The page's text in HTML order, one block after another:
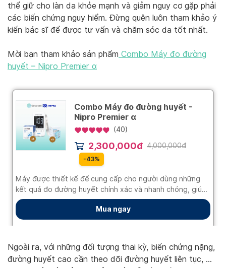
thể giữ cho làn da khỏe mạnh và giảm nguy cơ gặp phải
các biến chứng nguy hiểm. Đừng quên luôn tham khảo ý
kiến bác sĩ để được tư vấn và chăm sóc da tốt nhất.
Mời bạn tham khảo sản phẩm Combo Máy đo đường
huyết – Nipro Premier α
Ngoài ra, với những đối tượng thai kỳ, biến chứng nặng,
đường huyết cao cần theo dõi đường huyết liên tục, …